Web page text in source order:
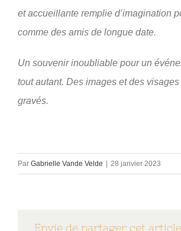
et accueillante remplie d’imagination
comme des amis de longue date.
Un souvenir inoubliable pour un
tout autant. Des images et des
gravés.
Par Gabrielle Vande Velde 28 janvier 2023
Envie de partager cet